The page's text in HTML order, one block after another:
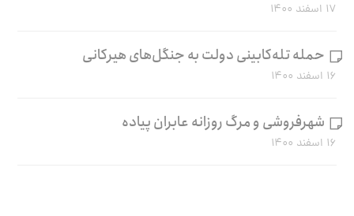
۱۷ اسفند ۱۴۰۰
حمله تله‌کابینی دولت به جنگل‌های هیرکانی
۱۶ اسفند ۱۴۰۰
شهرفروشی و مرگ روزانه عابران پیاده
۱۶ اسفند ۱۴۰۰